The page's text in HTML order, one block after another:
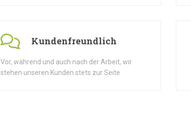
Kundenfreundlich
Vor, während und auch nach der Arbeit, wir
stehen unseren Kunden stets zur Seite